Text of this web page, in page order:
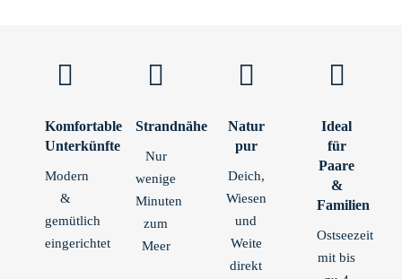
Komfortable
Unterkünfte
Modern
&
gemütlich
eingerichtet
Strandnähe
Nur
wenige
Minuten
zum
Meer
Natur
pur
Deich,
Wiesen
und
Weite
direkt
Ideal
für
Paare
&
Familien
Ostseezeit
mit bis